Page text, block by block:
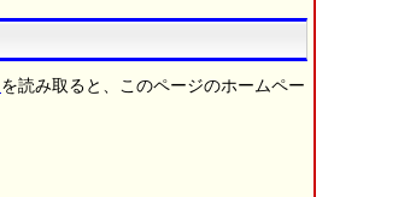
を読み取ると、このページのホームペー